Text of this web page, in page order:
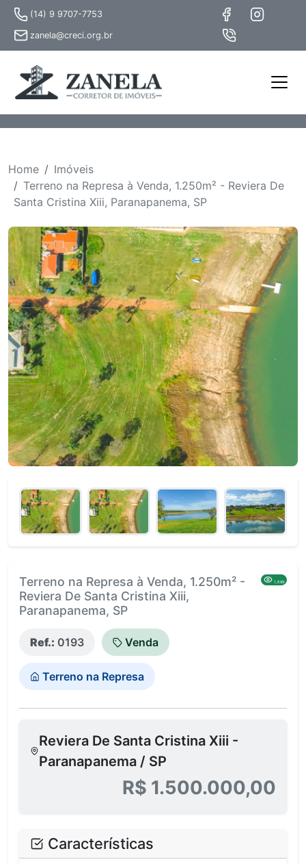
(14) 9 9707-7753
zanela@creci.org.br
Home
Imóveis
Terreno na Represa à Venda, 1.250m² - Reviera De
Santa Cristina Xiii, Paranapanema, SP
Terreno na Represa à Venda, 1.250m² -
Reviera De Santa Cristina Xiii,
Paranapanema, SP
1,689
Ref.: 0193 Venda
Terreno na Represa
Reviera De Santa Cristina Xiii -
Paranapanema / SP
R$ 1.500.000,00
Características